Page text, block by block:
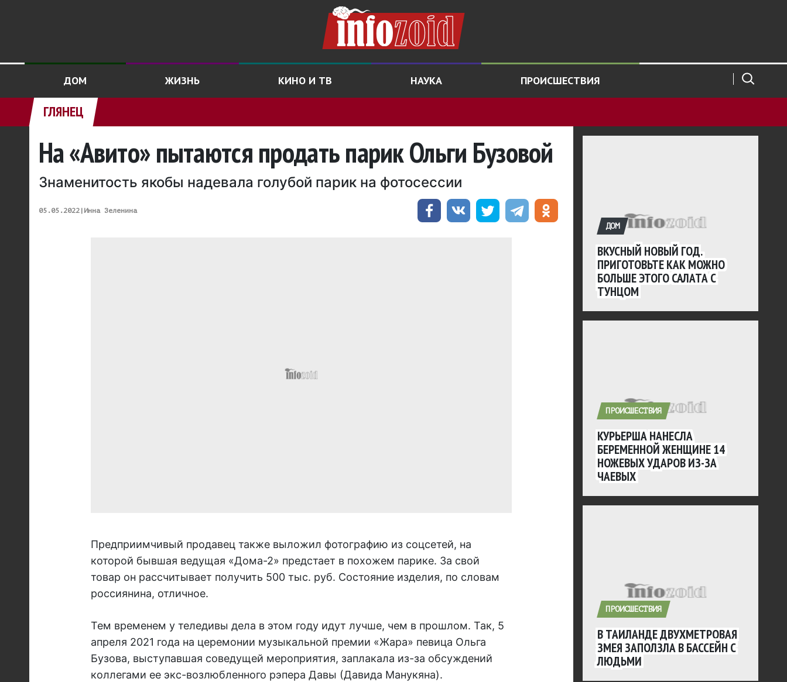
ДОМ ЖИЗНЬ КИНО И ТВ НАУКА ПРОИСШЕСТВИЯ
ГЛЯНЕЦ
На «Авито» пытаются продать парик Ольги Бузовой
Знаменитость якобы надевала голубой парик на фотосессии
05.05.2022| Инна Зеленина
Предприимчивый продавец также выложил фотографию из соцсетей, на
которой бывшая ведущая «Дома-2» предстает в похожем парике. За свой
товар он рассчитывает получить 500 тыс. руб. Состояние изделия, по словам
россиянина, отличное.
Тем временем у теледивы дела в этом году идут лучше, чем в прошлом. Так, 5
апреля 2021 года на церемонии музыкальной премии «Жара» певица Ольга
Бузова, выступавшая соведущей мероприятия, заплакала из-за обсуждений
коллегами ее экс-возлюбленного рэпера Давы (Давида Манукяна).
ДОМ
ВКУСНЫЙ НОВЫЙ ГОД.
ПРИГОТОВЬТЕ КАК МОЖНО
БОЛЬШЕ ЭТОГО САЛАТА С
ТУНЦОМ
ПРОИСШЕСТВИЯ
КУРЬЕРША НАНЕСЛА
БЕРЕМЕННОЙ ЖЕНЩИНЕ 14
НОЖЕВЫХ УДАРОВ ИЗ-ЗА
ЧАЕВЫХ
ПРОИСШЕСТВИЯ
В ТАИЛАНДЕ ДВУХМЕТРОВАЯ
ЗМЕЯ ЗАПОЛЗЛА В БАССЕЙН С
ЛЮДЬМИ